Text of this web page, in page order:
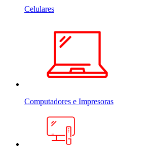
Celulares
Computadores e Impresoras